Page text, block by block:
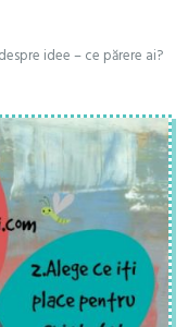
idee – ce părere ai?